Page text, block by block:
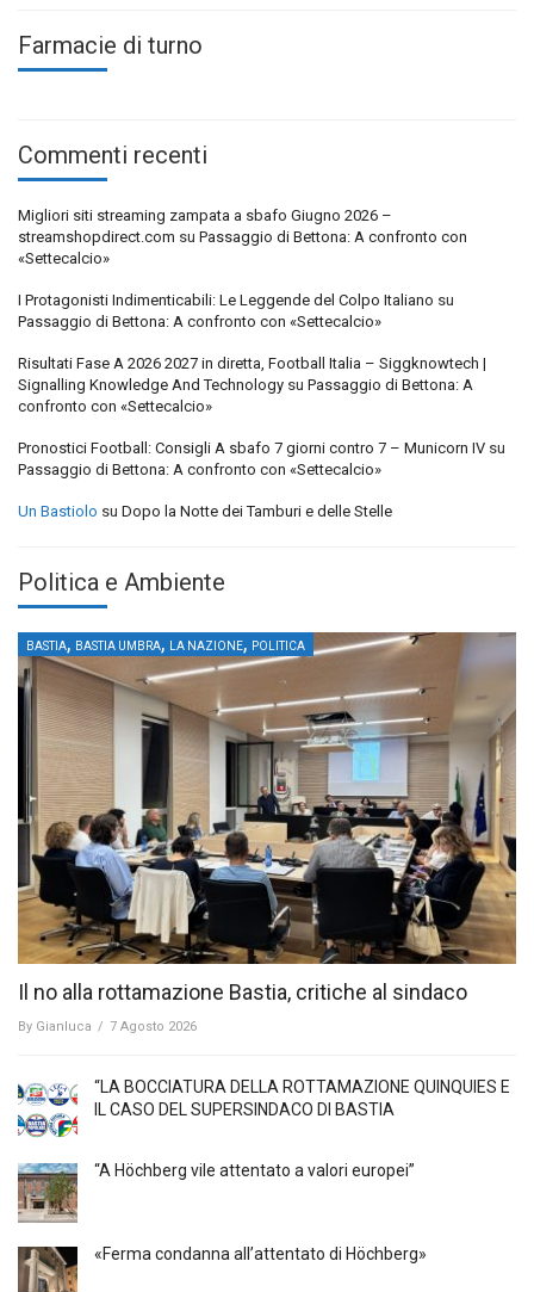
Farmacie di turno
Commenti recenti
Migliori siti streaming zampata a sbafo Giugno 2026 –
streamshopdirect.com su Passaggio di Bettona: A confronto con
«Settecalcio»
I Protagonisti Indimenticabili: Le Leggende del Colpo Italiano su
Passaggio di Bettona: A confronto con «Settecalcio»
Risultati Fase A 2026 2027 in diretta, Football Italia – Siggknowtech |
Signalling Knowledge And Technology su Passaggio di Bettona: A
confronto con «Settecalcio»
Pronostici Football: Consigli A sbafo 7 giorni contro 7 – Municorn IV su
Passaggio di Bettona: A confronto con «Settecalcio»
Un Bastiolo su Dopo la Notte dei Tamburi e delle Stelle
Politica e Ambiente
BASTIA, BASTIA UMBRA, LA NAZIONE, POLITICA
Il no alla rottamazione Bastia, critiche al sindaco
By Gianluca / 7 Agosto 2026
“LA BOCCIATURA DELLA ROTTAMAZIONE QUINQUIES E
IL CASO DEL SUPERSINDACO DI BASTIA
“A Höchberg vile attentato a valori europei”
«Ferma condanna all’attentato di Höchberg»